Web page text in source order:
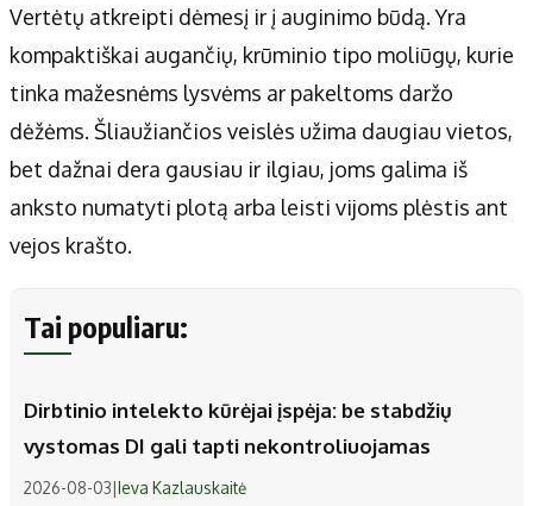
Vertėtų atkreipti dėmesį ir į auginimo būdą. Yra
kompaktiškai augančių, krūminio tipo moliūgų, kurie
tinka mažesnėms lysvėms ar pakeltoms daržo
dėžėms. Šliaužiančios veislės užima daugiau vietos,
bet dažnai dera gausiau ir ilgiau, joms galima iš
anksto numatyti plotą arba leisti vijoms plėstis ant
vejos krašto.
Tai populiaru:
Dirbtinio intelekto kūrėjai įspėja: be stabdžių
vystomas DI gali tapti nekontroliuojamas
2026-08-03|Ieva Kazlauskaitė